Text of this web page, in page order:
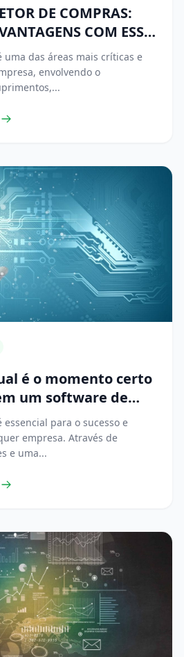
DE COMPRAS:
COM ESSA
uma das áreas mais críticas e
envolvendo o
é o momento certo
um software de
para o sucesso e
empresa. Através de
e uma...